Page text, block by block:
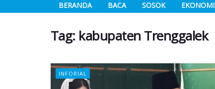
BERANDA BACA SOSOK EKONOMI
Tag: kabupaten Trenggalek
INFORIAL